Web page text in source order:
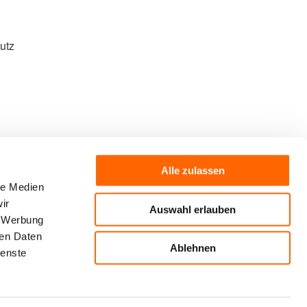
Medien
Daten
Alle zulassen
Auswahl erlauben
Ablehnen
Rollladen-Profile